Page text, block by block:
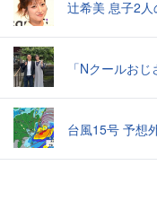
辻希美 息子2
「Nクールお
台風15号 予想